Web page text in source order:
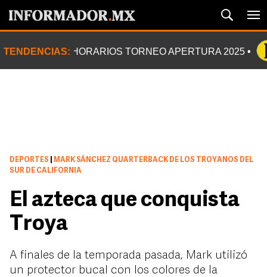
TENDENCIAS: HORARIOS TORNEO APERTURA 2025
DEPORTES
MARK SÁNCHEZ QUARTERBACK DE LOS TROYANOS DEL
SUR DE CALIFORNIA
El azteca que conquista
Troya
A finales de la temporada pasada, Mark utilizó
un protector bucal con los colores de la